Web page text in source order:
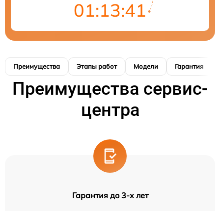
01:13:40
Преимущества Этапы работ Модели Гарантия
Преимущества сервис-
центра
Гарантия до 3-х лет